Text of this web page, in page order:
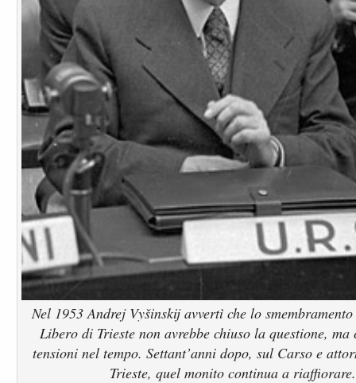
Nel 1953 Andrej Vyšinskij avvertì che lo
Libero di Trieste non avrebbe chiuso la questione, ma
tensioni nel tempo. Settant’anni dopo, sul Carso e
Trieste, quel monito continua a riaffiorare.